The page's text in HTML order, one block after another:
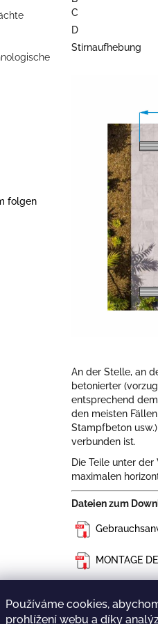
Používáme cookies,
prohlížení webu a díky
folgen
C
D
Stirnaufhebung
An der Stelle, an
betonierter
entsprechend
den meisten
Stampfbeton
verbunden ist.
Die Teile unter
maximalen
Dateien zum
MONTAGE